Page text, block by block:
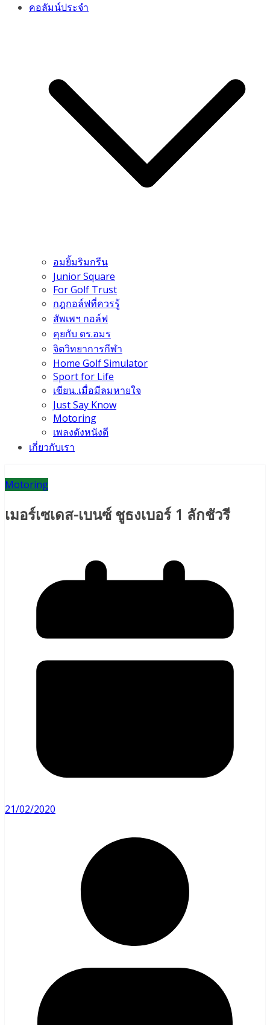
คอลัมน์ประจำ
อมยิ้มริมกรีน
Junior Square
For Golf Trust
กฎกอล์ฟที่ควรรู้
สัพเพฯ กอล์ฟ
คุยกับ ดร.อมร
จิตวิทยาการกีฬา
Home Golf Simulator
Sport for Life
เขียน..เมื่อมีลมหายใจ
Just Say Know
Motoring
เพลงดังหนังดี
เกี่ยวกับเรา
Motoring
เมอร์เซเดส-เบนซ์ ชูธงเบอร์ 1 ลักชัวรี
21/02/2020